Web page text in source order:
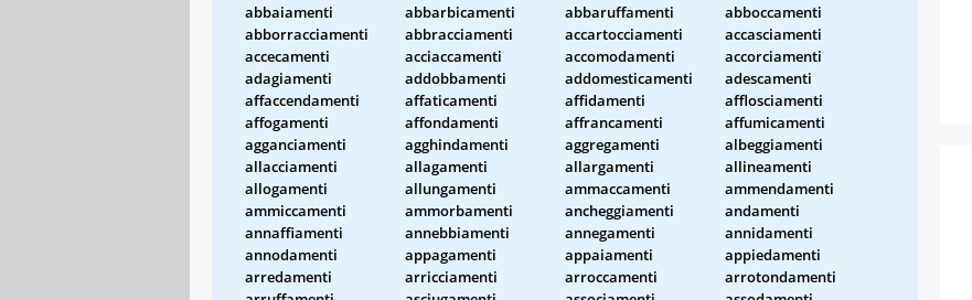
abbaiamenti abbarbicamenti abbaruffamenti
abboccamenti
abborracciamenti
abbracciamenti accartocciamenti
accasciamenti
accecamenti
acciaccamenti accomodamenti
accorciamenti
adagiamenti
addobbamenti addomesticamenti
adescamenti
affaccendamenti
affaticamenti affidamenti
afflosciamenti
affogamenti
affondamenti affrancamenti
affumicamenti
agganciamenti
agghindamenti aggregamenti
albeggiamenti
allacciamenti
allagamenti allargamenti
allineamenti
allogamenti
allungamenti ammaccamenti
ammendamenti
ammiccamenti
ammorbamenti ancheggiamenti
andamenti
annaffiamenti
annebbiamenti annegamenti
annidamenti
annodamenti
appagamenti appaiamenti
appiedamenti
arredamenti
arricciamenti arroccamenti
arrotondamenti